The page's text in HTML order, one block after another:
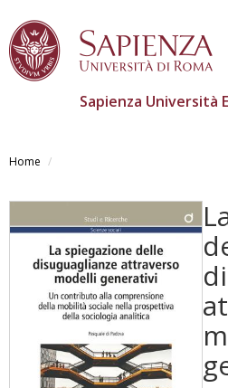
contenuto
Sapienza Università
Home